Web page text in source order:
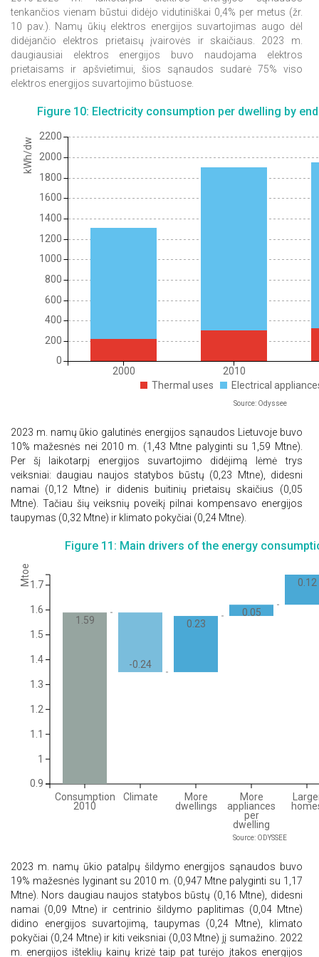
tenkančios vienam būstui didėjo vidutiniškai 0,4% per metus (žr.
10 pav.). Namų ūkių elektros energijos suvartojimas augo dėl
didėjančio elektros prietaisų įvairovės ir skaičiaus. 2023 m.
daugiausiai elektros energijos buvo naudojama elektros
prietaisams ir apšvietimui, šios sąnaudos sudarė 75% viso
elektros energijos suvartojimo būstuose.
Figure 10: Electricity consumption per dwelling by
2000 2010
kWh/dw
0
200
400
600
800
1000
1200
1400
1600
1800
2000
2200
Thermal uses Electrical
Source: Odyssee
2023 m. namų ūkio galutinės energijos sąnaudos Lietuvoje buvo
10% mažesnės nei 2010 m. (1,43 Mtne palyginti su 1,59 Mtne).
Per šį laikotarpį energijos suvartojimo didėjimą lėmė trys
veiksniai: daugiau naujos statybos būstų (0,23 Mtne), didesni
namai (0,12 Mtne) ir didenis buitinių prietaisų skaičius (0,05
Mtne). Tačiau šių veiksnių poveikį pilnai kompensavo energijos
taupymas (0,32 Mtne) ir klimato pokyčiai (0,24 Mtne).
Figure 11: Main drivers of the energy
Consumption
2010
Climate
More
dwellings
More
appliances
per
dwelling
0.9
1
1.1
1.2
1.3
1.4
1.5
1.6
1.7
Mtoe
1.59
-0.24
0.23
0.05
0.12
Source: ODYSSEE
2023 m. namų ūkio patalpų šildymo energijos sąnaudos buvo
19% mažesnės lyginant su 2010 m. (0,947 Mtne palyginti su 1,17
Mtne). Nors daugiau naujos statybos būstų (0,16 Mtne), didesni
namai (0,09 Mtne) ir centrinio šildymo paplitimas (0,04 Mtne)
didino energijos suvartojimą, taupymas (0,24 Mtne), klimato
pokyčiai (0,24 Mtne) ir kiti veiksniai (0,03 Mtne) jį sumažino. 2022
m. energijos išteklių kainų krizė taip pat turėjo įtakos energijos